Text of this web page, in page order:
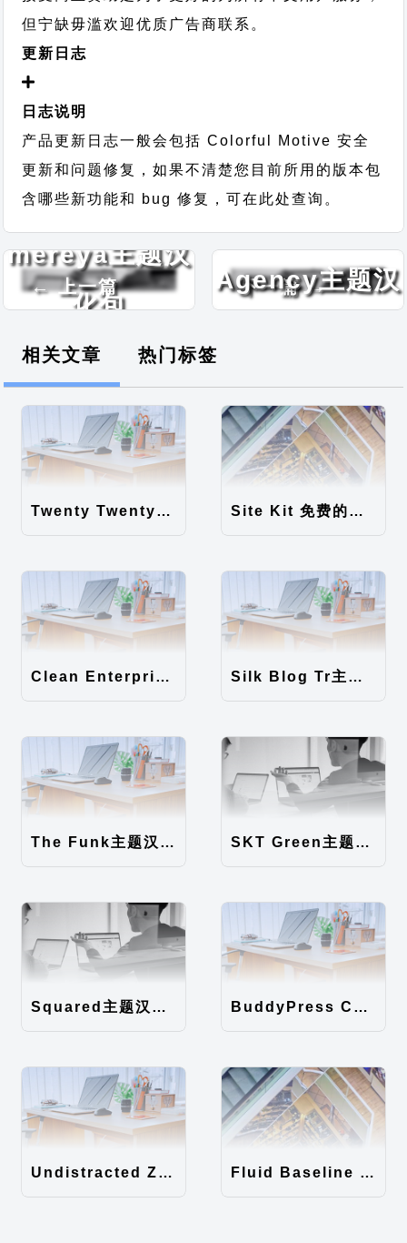
但宁缺毋滥欢迎优质广告商联系。
更新日志
日志说明
产品更新日志一般会包括 Colorful Motive 安全
更新和问题修复，如果不清楚您目前所用的版本包
含哪些新功能和 bug 修复，可在此处查询。
← 上一篇
mereya主题汉
化包
下一篇 →
Business
Agency主题汉
相关文章 热门标签
Twenty Twenty-Five 免费的WordPress内容主题 Site Kit 免费的WordPress数据统计插件
Clean Enterprise主题汉化包 Silk Blog Tr主题汉化包
The Funk主题汉化包 SKT Green主题汉化包
Squared主题汉化包 BuddyPress Colours主题汉化包
Undistracted Zen主题汉化包 Fluid Baseline Grid主题汉化包